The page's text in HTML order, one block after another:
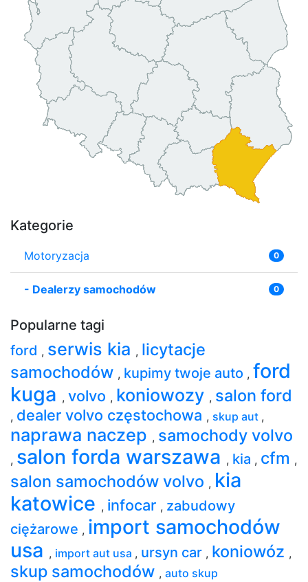
Kategorie
Motoryzacja 0
- Dealerzy samochodów 0
Popularne tagi
ford , serwis kia , licytacje
samochodów , kupimy twoje auto , ford
kuga , volvo , koniowozy , salon ford
, dealer volvo częstochowa , skup aut ,
naprawa naczep , samochody volvo
, salon forda warszawa , kia , cfm ,
salon samochodów volvo , kia
katowice , infocar , zabudowy
ciężarowe , import samochodów
usa , import aut usa , ursyn car , koniowóz ,
skup samochodów , auto skup